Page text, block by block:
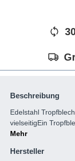
Beschreibung
Edelstahl
vielseitigEin
Mehr
Hersteller